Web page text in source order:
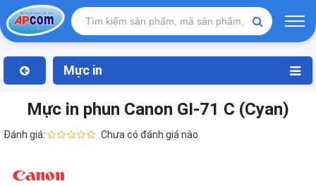
Mực in
Mực in phun Canon GI-71 C (Cyan)
Đánh giá: Chưa có đánh giá nào